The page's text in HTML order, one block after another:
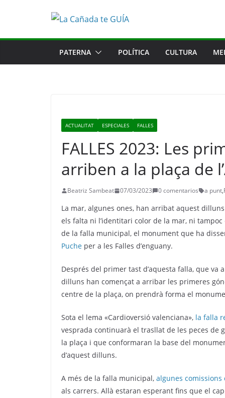
PATERNA POLÍTICA CULTURA
ACTUALITAT ESPECIALES FALLES
FALLES 2023: Les
arriben a la plaça de
Beatriz Sambeat 07/03/2023 0 comentarios a punt,
La mar, algunes ones, han arribat aquest
els falta ni l’identitari color de la mar, ni
de la falla municipal, el monument que ha
Puche per a les Falles d’enguany.
Després del primer tast d’aquesta falla, que
dilluns han començat a arribar les primeres
centre de la plaça, on prendrà forma el
Sota el lema «Cardioversió valenciana», la falla
vesprada continuarà el trasllat de les peces de
la plaça i que conformaran la base del
d’aquest dilluns.
A més de la falla municipal, algunes comissions
als carrers. Allà estaran esperant fins que el